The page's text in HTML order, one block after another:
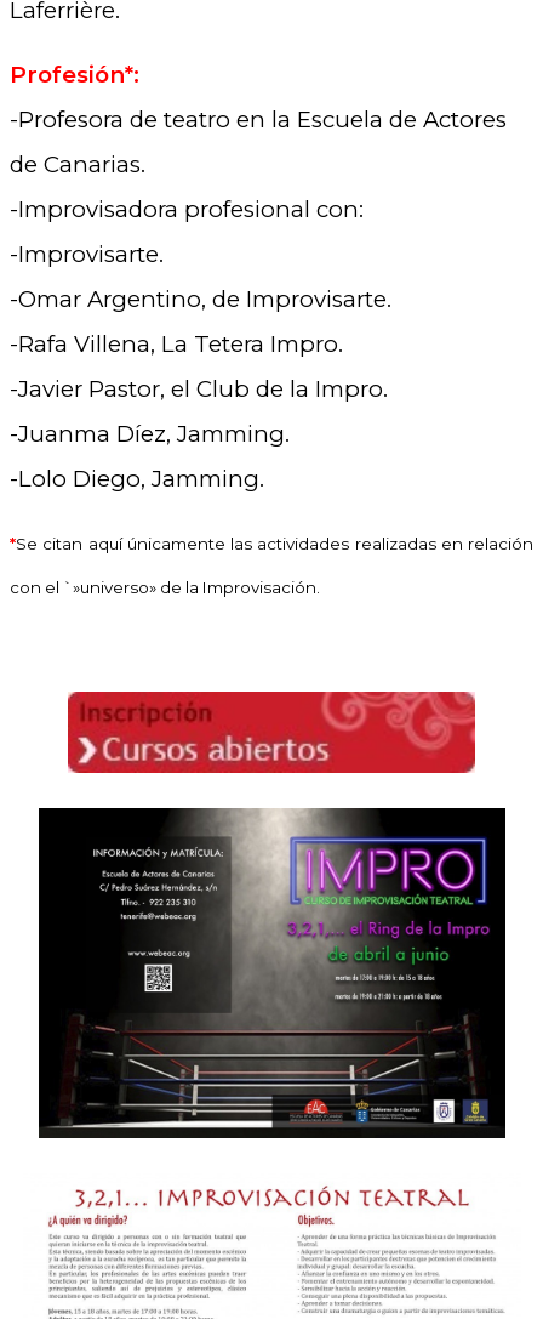
Laferrière.
Profesión*:
-Profesora de teatro en la Escuela de Actores
de Canarias.
-Improvisadora profesional con:
-Improvisarte.
-Omar Argentino, de Improvisarte.
-Rafa Villena, La Tetera Impro.
-Javier Pastor, el Club de la Impro.
-Juanma Díez, Jamming.
-Lolo Diego, Jamming.
*Se citan aquí únicamente las actividades realizadas en relación
con el `»universo» de la Improvisación.